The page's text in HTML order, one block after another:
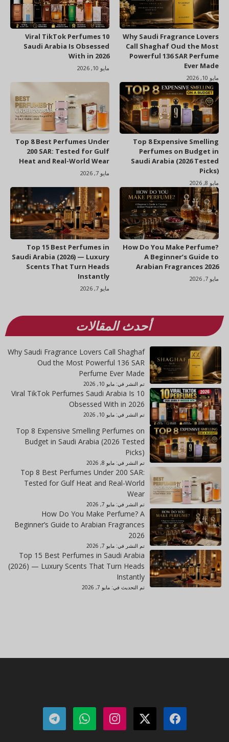
Why Saudi Fragrance Lovers
Call Shaghaf Oud the Most
Powerful 136 SAR Perfume
Ever Made
مايو 10, 2026
10 Viral TikTok Perfumes
Saudi Arabia Is Obsessed
With in 2026
مايو 10, 2026
Top 8 Expensive Smelling
Perfumes on Budget in
Saudi Arabia (2026 Tested
Picks)
مايو 8, 2026
Top 8 Best Perfumes Under
200 SAR: Tested for Gulf
Heat and Real-World Wear
مايو 7, 2026
How Do You Make Perfume?
A Beginner’s Guide to
Arabian Fragrances 2026
مايو 7, 2026
Top 15 Best Perfumes in
Saudi Arabia (2026) — Luxury
Scents That Turn Heads
Instantly
مايو 7, 2026
أحدث المقالات
Why Saudi Fragrance Lovers Call Shaghaf
Oud the Most Powerful 136 SAR
Perfume Ever Made
تم النشر في: مايو 10, 2026
10 Viral TikTok Perfumes Saudi Arabia Is
Obsessed With in 2026
تم النشر في: مايو 10, 2026
Top 8 Expensive Smelling Perfumes on
Budget in Saudi Arabia (2026 Tested
Picks)
تم النشر في: مايو 8, 2026
Top 8 Best Perfumes Under 200 SAR:
Tested for Gulf Heat and Real-World
Wear
تم النشر في: مايو 7, 2026
How Do You Make Perfume? A
Beginner’s Guide to Arabian Fragrances
2026
تم النشر في: مايو 7, 2026
Top 15 Best Perfumes in Saudi Arabia
(2026) — Luxury Scents That Turn Heads
Instantly
تم التحديث في: مايو 7, 2026